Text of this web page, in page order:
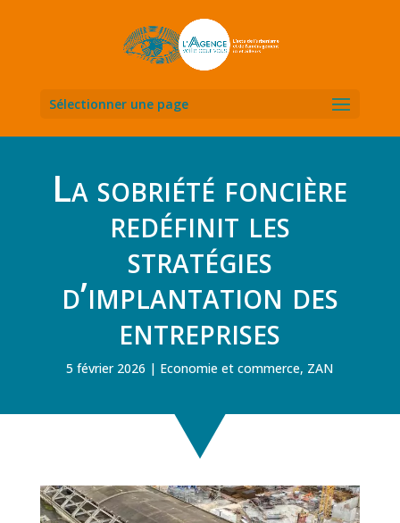
Sélectionner une page
La sobriété foncière
redéfinit les
stratégies
d’implantation des
entreprises
5 février 2026 Economie et commerce, ZAN